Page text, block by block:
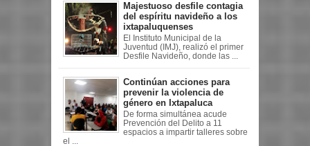
Majestuoso desfile contagia
del espíritu navideño a los
ixtapaluquenses
El Instituto Municipal de la
Juventud (IMJ), realizó el primer
Desfile Navideño, donde las ...
Continúan acciones para
prevenir la violencia de
género en Ixtapaluca
De forma simultánea acude
Prevención del Delito a 11
espacios a impartir talleres sobre
el ...